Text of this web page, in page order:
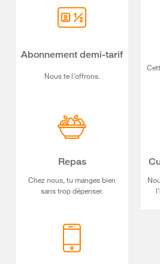
Abonnement demi-tarif
Nous te l’offrons.
Repas
Chez nous, tu manges bien
sans trop dépenser.